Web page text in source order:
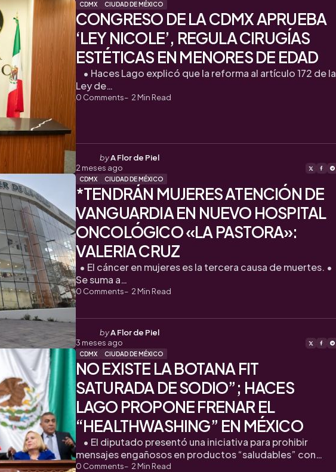
CDMX CIUDAD DE MÉXICO
CONGRESO DE LA CDMX APRUEBA
‘LEY NICOLE’, REGULA CIRUGÍAS
ESTÉTICAS EN MENORES DE EDAD
0 Comments 2Min Read
• Haces Lago explicó que la reforma al artículo 172 de la
Ley de…
Posted
by
byA Flor de Piel
2 meses ago
CDMX CIUDAD DE MÉXICO
*TENDRÁN MUJERES ATENCIÓN DE
VANGUARDIA EN NUEVO HOSPITAL
ONCOLÓGICO «LA PASTORA»:
VALERIA CRUZ
0 Comments 2 Min Read
• El cáncer en mujeres es la tercera causa de muertes. •
Se suma a…
Posted
by
byA Flor de Piel
3 meses ago
CDMX CIUDAD DE MÉXICO
NO EXISTE LA BOTANA FIT
SATURADA DE SODIO”; HACES
LAGO PROPONE FRENAR EL
“HEALTHWASHING” EN MÉXICO
0 Comments 2 Min Read
• El diputado presentó una iniciativa para prohibir
mensajes engañosos en productos “saludables” con…